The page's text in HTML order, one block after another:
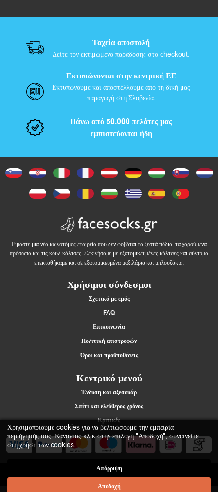
Ταχεία αποστολή
Δείτε τον εκτιμώμενο παράδοσης στο checkout.
Εκτυπώνονται στην κεντρική ΕΕ
Εκτυπώνουμε και αποστέλλουμε από τη δική μας
παραγωγή στη Σλοβενία.
Πάνω από 50.000 πελάτες μας
εμπιστεύονται ήδη
Είμαστε μια νέα καινοτόμος εταιρεία που δεν φοβάται τα ζεστά πόδια, τα χαρούμενα
πρόσωπα και τις κουλ κάλτσες. Ξεκινήσαμε με εξατομικευμένες κάλτσες και σύντομα
επεκταθήκαμε και σε εξατομικευμένα μαξιλάρια και μπλουζάκια.
Χρήσιμοι σύνδεσμοι
Σχετικά με εμάς
FAQ
Επικοινωνία
Πολιτική επιστροφών
Όροι και προϋποθέσεις
Κεντρικό μενού
Ένδυση και αξεσουάρ
Σπίτι και ελεύθερος χρόνος
Κριτικές
2021 Štumfi.si. Vse pravice pridržane| All rights reserved |
d.o.o.
Χρησιμοποιούμε cookies για να βελτιώσουμε την εμπειρία
περιήγησής σας. Κάνοντας κλικ στην επιλογή "Αποδοχή", συναινείτε
στη χρήση των cookies.
Απόρριψη
Αποδοχή